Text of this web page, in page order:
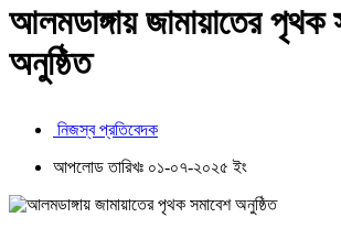
আলমডাঙ্গায় জামায়াতের পৃথক
অনুষ্ঠিত
নিজস্ব প্রতিবেদক
আপলোড তারিখঃ ০১-০৭-২০২৫ ইং